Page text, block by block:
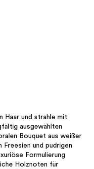
Haar und strahle mit
ausgewählten
Bouquet aus weißer
und pudrigen
Formulierung
Holznoten für